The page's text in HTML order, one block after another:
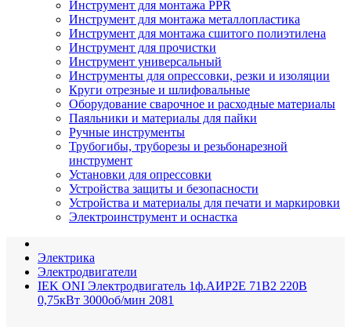
Инструмент для монтажа PPR
Инструмент для монтажа металлопластика
Инструмент для монтажа сшитого полиэтилена
Инструмент для прочистки
Инструмент универсальный
Инструменты для опрессовки, резки и изоляции
Круги отрезные и шлифовальные
Оборудование сварочное и расходные материалы
Паяльники и материалы для пайки
Ручные инструменты
Трубогибы, труборезы и резьбонарезной
инструмент
Установки для опрессовки
Устройства защиты и безопасности
Устройства и материалы для печати и маркировки
Электроинструмент и оснастка
Электрика
Электродвигатели
IEK ONI Электродвигатель 1ф.АИР2Е 71B2 220В
0,75кВт 3000об/мин 2081